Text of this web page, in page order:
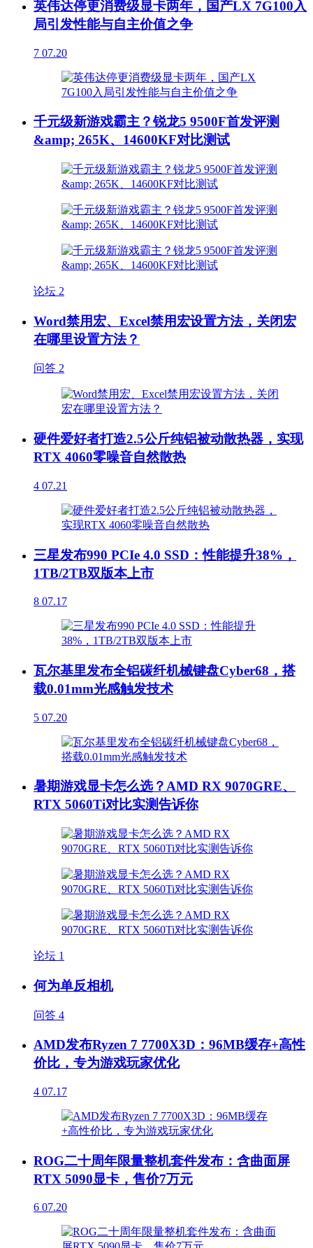
英伟达停更消费级显卡两年，国产LX 7G100入
局引发性能与自主价值之争
7 07.20
千元级新游戏霸主？锐龙5 9500F首发评测
&amp; 265K、14600KF对比测试
论坛 2
Word禁用宏、Excel禁用宏设置方法，关闭宏
在哪里设置方法？
问答 2
硬件爱好者打造2.5公斤纯铝被动散热器，实现
RTX 4060零噪音自然散热
4 07.21
三星发布990 PCIe 4.0 SSD：性能提升38%，
1TB/2TB双版本上市
8 07.17
瓦尔基里发布全铝碳纤机械键盘Cyber68，搭
载0.01mm光感触发技术
5 07.20
暑期游戏显卡怎么选？AMD RX 9070GRE、
RTX 5060Ti对比实测告诉你
论坛 1
何为单反相机
问答 4
AMD发布Ryzen 7 7700X3D：96MB缓存+高性
价比，专为游戏玩家优化
4 07.17
ROG二十周年限量整机套件发布：含曲面屏
RTX 5090显卡，售价7万元
6 07.20